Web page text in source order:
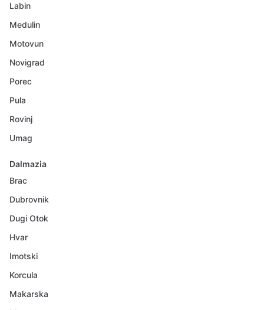
Labin
Medulin
Motovun
Novigrad
Porec
Pula
Rovinj
Umag
Dalmazia
Brac
Dubrovnik
Dugi Otok
Hvar
Imotski
Korcula
Makarska